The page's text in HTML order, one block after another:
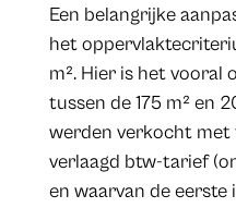
Een belangrijke
het
m². Hier is het vooral
tussen de 175 m² en
werden verkocht met
verlaagd btw-tarief
en waarvan de